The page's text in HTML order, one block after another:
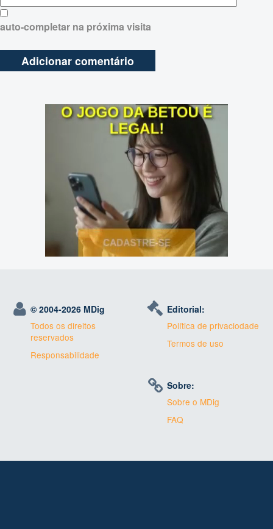
auto-completar na próxima visita
© 2004-2026 MDig
Todos os direitos
reservados
Responsabilidade
Editorial:
Política de privaciodade
Termos de uso
Sobre:
Sobre o MDig
FAQ